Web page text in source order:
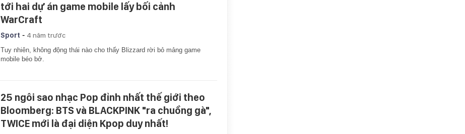
tới hai dự án game mobile lấy bối cảnh
WarCraft
Sport - 4 năm trước
Tuy nhiên, không động thái nào cho thấy Blizzard rời bỏ mảng game
mobile béo bở.
25 ngôi sao nhạc Pop đỉnh nhất thế giới theo
Bloomberg: BTS và BLACKPINK "ra chuồng gà",
TWICE mới là đại diện Kpop duy nhất!